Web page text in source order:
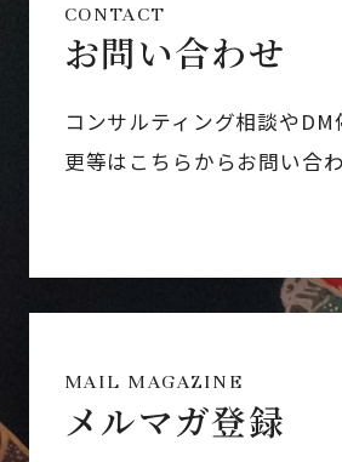
CONTACT
お問い合わせ
コンサルティング相談や
更等はこちらからお問い合
MAIL MAGAZINE
メルマガ登録